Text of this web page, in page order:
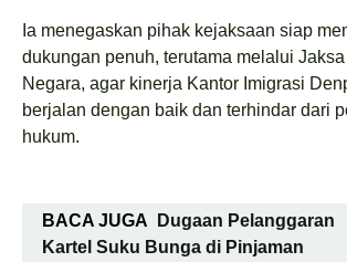
Ia menegaskan pihak kejaksaan siap
dukungan penuh, terutama melalui
Negara, agar kinerja Kantor Imigrasi
berjalan dengan baik dan terhindar dari
hukum.
BACA JUGA
Dugaan Pelanggaran
Kartel Suku Bunga di Pinjaman